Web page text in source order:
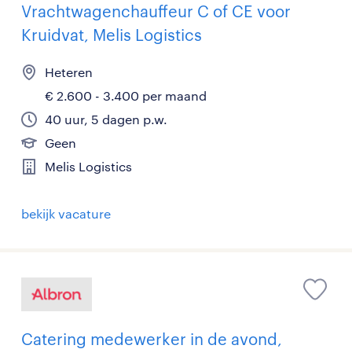
Vrachtwagenchauffeur C of CE voor
Kruidvat, Melis Logistics
Heteren
€ 2.600 - 3.400 per maand
40 uur, 5 dagen p.w.
Geen
Melis Logistics
bekijk vacature
Catering medewerker in de avond,